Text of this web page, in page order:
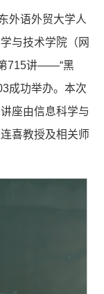
外语外贸大学人
与技术学院（网
715讲——“黑
成功举办。本次
座由信息科学与
喜教授及相关师